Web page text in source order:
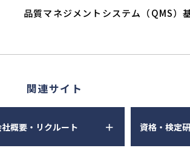
品質マネジメントシステム（QMS）
関連サイト
概要・リクルート 資格・検定